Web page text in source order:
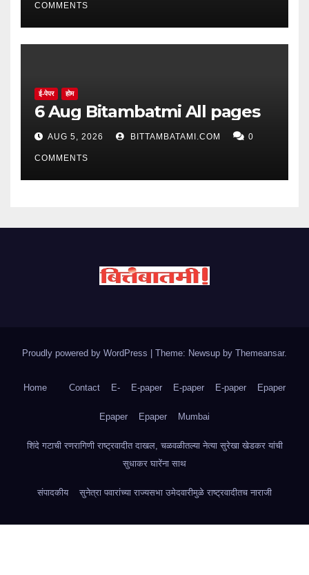
COMMENTS
ई-पेपर होम
6 Aug Bitambatmi All pages
AUG 5, 2026 BITTAMBATAMI.COM 0
COMMENTS
Proudly powered by WordPress | Theme: Newsup by Themeansar.
Home Contact E- E-paper E-paper E-paper Epaper
Epaper Epaper Mumbai
शिंदे गटाची रणरागिणी राष्ट्रवादीत दाखल, चळवळीतल्या नेत्या सुरेखा खेडकर यांची
सुधाकर घारेंना साथ
संपादकीय सुनेत्रा पवारांच्या राज्यसभा उमेदवारीमुळे राष्ट्रवादीतच नाराजी